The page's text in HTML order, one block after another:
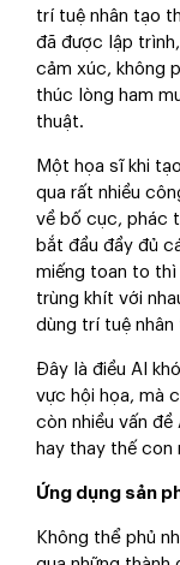
trí tuệ nhân tạo
đã được lập
cảm xúc, không
thúc lòng ham
thuật.
Một họa sĩ khi
qua rất nhiều
về bố cục, phác
bắt đầu đầy đủ
miếng toan to
trùng khít với
dùng trí tuệ
Đây là điều AI
vực hội họa, mà
còn nhiều vấn
hay thay thế con
Ứng dụng sản
Không thể phủ